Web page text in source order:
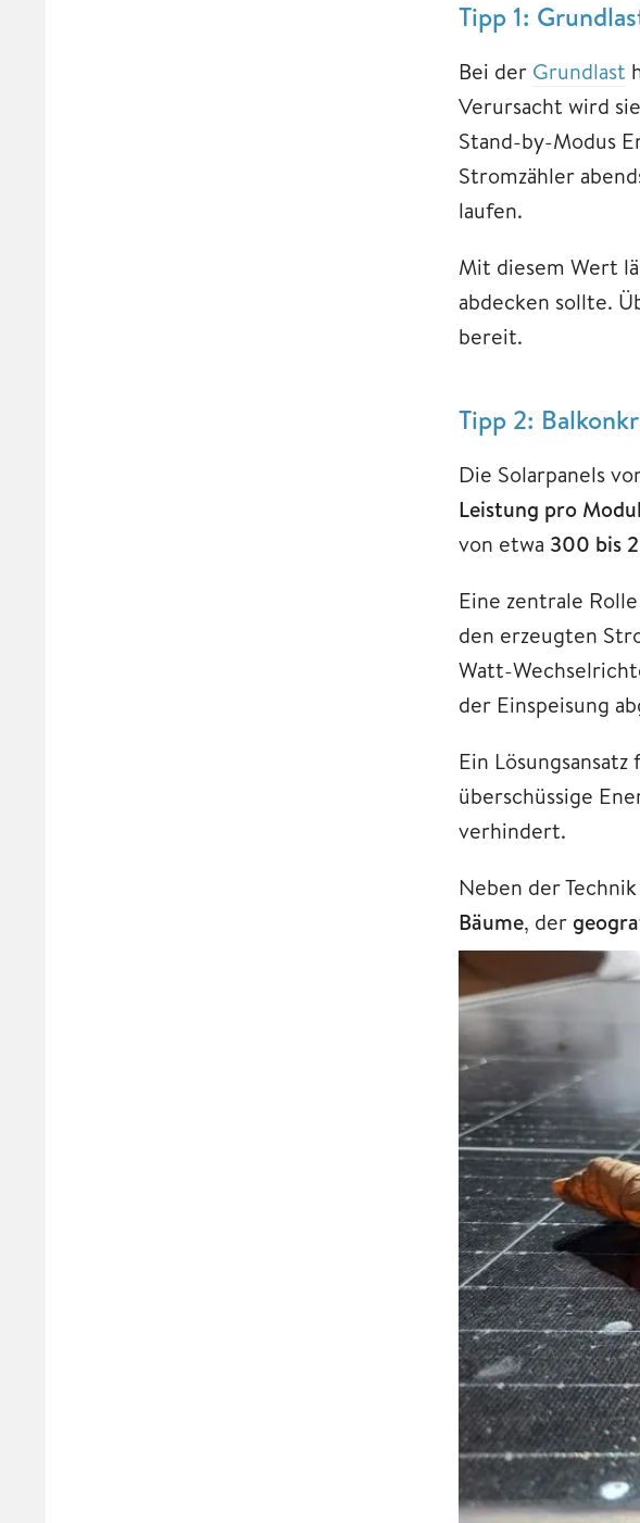
Tipp 1:
Bei der Grundlast
Verursacht wird
Stand-by-Modus
Stromzähler
laufen.
Mit diesem Wert
abdecken sollte.
bereit.
Tipp 2:
Die Solarpanels
Leistung pro Modul
von etwa 300 bis
Eine zentrale
den erzeugten
Watt-
der Einspeisung
Ein
überschüssige
verhindert.
Neben der
Bäume, der